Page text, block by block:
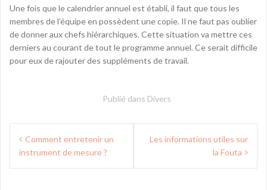
Une fois que le calendrier annuel est établi, il faut que tous les
membres de l’équipe en possèdent une copie. Il ne faut pas oublier
de donner aux chefs hiérarchiques. Cette situation va mettre ces
derniers au courant de tout le programme annuel. Ce serait difficile
pour eux de rajouter des suppléments de travail.
Publié dans Divers
Comment entretenir un
instrument de mesure ?
Les informations utiles sur
la Fouta